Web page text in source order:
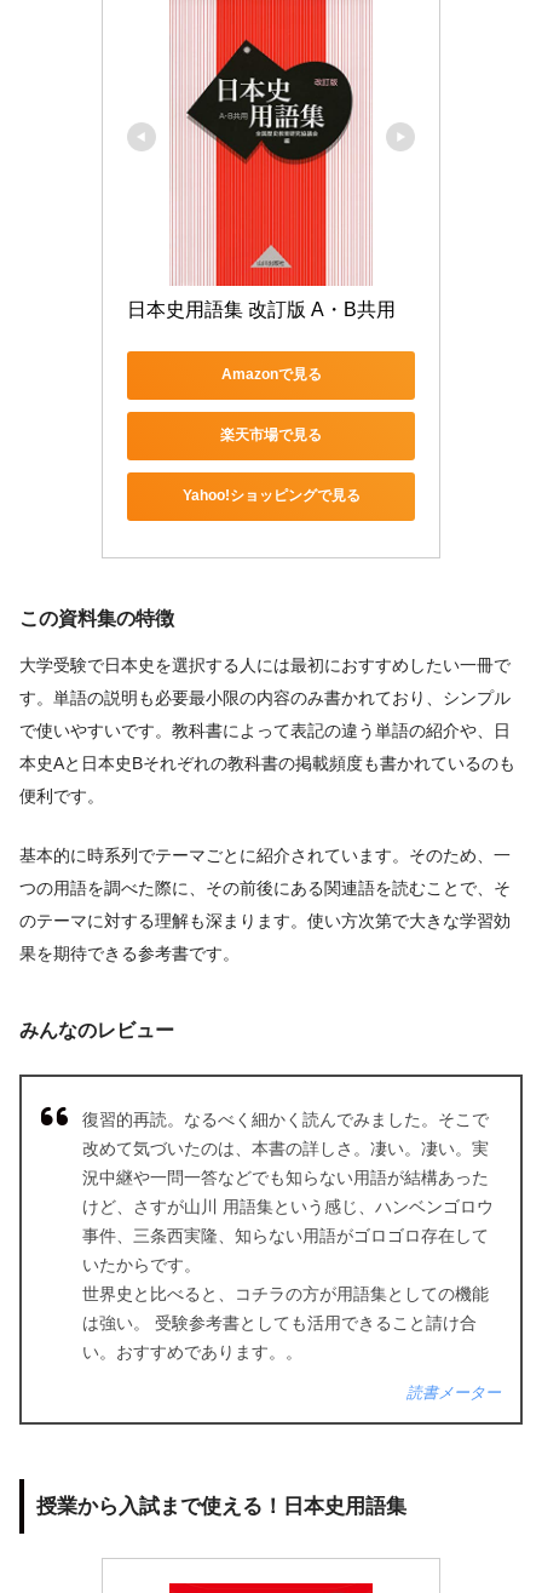
日本史用語集 改訂版 A・B共用
Amazonで見る
楽天市場で見る
Yahoo!ショッピングで見る
この資料集の特徴
大学受験で日本史を選択する人には最初におすすめしたい一冊で
す。単語の説明も必要最小限の内容のみ書かれており、シンプル
で使いやすいです。教科書によって表記の違う単語の紹介や、日
本史Aと日本史Bそれぞれの教科書の掲載頻度も書かれているのも
便利です。
基本的に時系列でテーマごとに紹介されています。そのため、一
つの用語を調べた際に、その前後にある関連語を読むことで、そ
のテーマに対する理解も深まります。使い方次第で大きな学習効
果を期待できる参考書です。
みんなのレビュー
復習的再読。なるべく細かく読んでみました。そこで
改めて気づいたのは、本書の詳しさ。凄い。凄い。実
況中継や一問一答などでも知らない用語が結構あった
けど、さすが山川 用語集という感じ、ハンベンゴロウ
事件、三条西実隆、知らない用語がゴロゴロ存在して
いたからです。
世界史と比べると、コチラの方が用語集としての機能
は強い。 受験参考書としても活用できること請け合
い。おすすめであります。。
読書メーター
授業から入試まで使える！日本史用語集